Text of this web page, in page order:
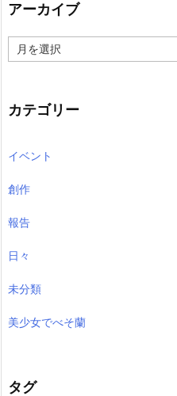
アーカイブ
ー
ブ
カテゴリー
イベント
創作
報告
日々
未分類
美少女でべそ蘭
タグ